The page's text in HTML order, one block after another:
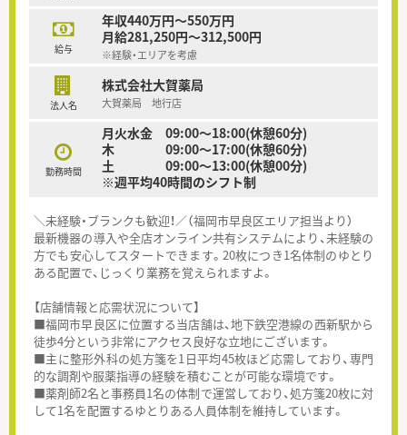
給与
年収440万円～550万円
月給281,250円～312,500円
※経験・エリアを考慮
法人名
株式会社大賀薬局
大賀薬局 地行店
勤務時間
月火水金 09:00～18:00(休憩60分)
木 09:00～17:00(休憩60分)
土 09:00～13:00(休憩00分)
※週平均40時間のシフト制
＼未経験・ブランクも歓迎！／（福岡市早良区エリア担当より）
最新機器の導入や全店オンライン共有システムにより、未経験の
方でも安心してスタートできます。20枚につき1名体制のゆとり
ある配置で、じっくり業務を覚えられますよ。
【店舗情報と応需状況について】
■福岡市早良区に位置する当店舗は、地下鉄空港線の西新駅から
徒歩4分という非常にアクセス良好な立地にございます。
■主に整形外科の処方箋を1日平均45枚ほど応需しており、専門
的な調剤や服薬指導の経験を積むことが可能な環境です。
■薬剤師2名と事務員1名の体制で運営しており、処方箋20枚に対
して1名を配置するゆとりある人員体制を維持しています。